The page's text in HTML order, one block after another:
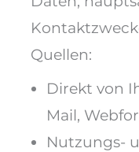
Quellen:
Direkt von
Mail,
Nutzungs-